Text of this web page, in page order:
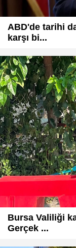
ABD'de tarihi
karşı bi...
Bursa Valiliği
Gerçek ...